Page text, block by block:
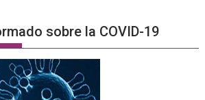
sobre la COVID-19